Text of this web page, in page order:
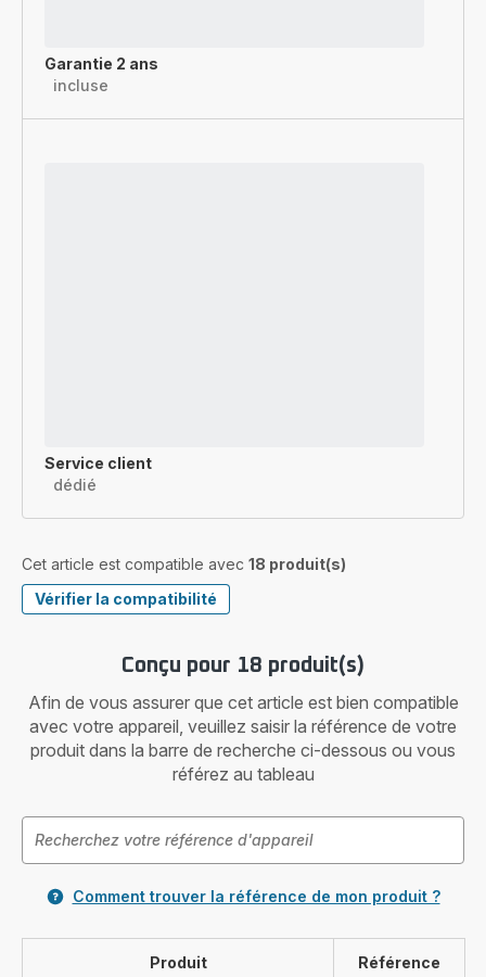
Garantie 2 ans
incluse
Service client
dédié
Cet article est compatible avec 18 produit(s)
Vérifier la compatibilité
Conçu pour 18 produit(s)
Afin de vous assurer que cet article est bien compatible
avec votre appareil, veuillez saisir la référence de votre
produit dans la barre de recherche ci-dessous ou vous
référez au tableau
Comment trouver la référence de mon produit ?
Produit Référence